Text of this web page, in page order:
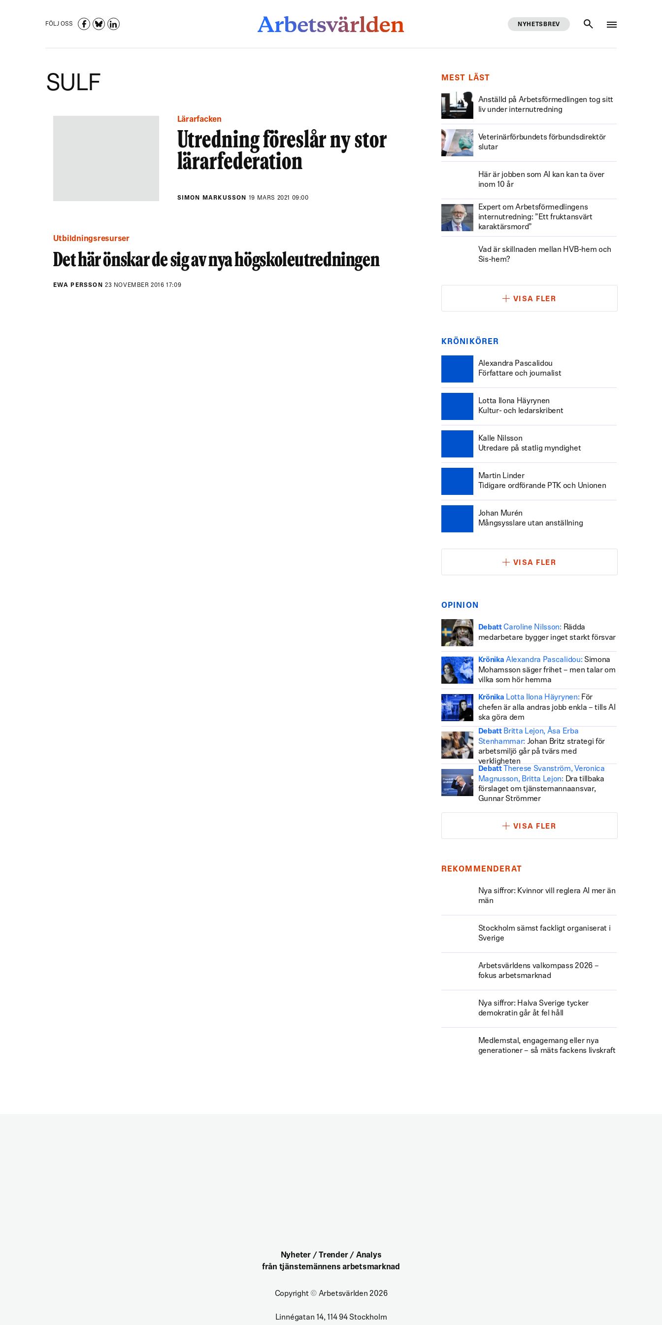
FÖLJ OSS NYHETSBREV
SULF
Lärarfacken
Utredning föreslår ny stor
lärarfederation
SIMON MARKUSSON 19 MARS 2021 09:00
Utbildningsresurser
Det här önskar de sig av nya högskoleutredningen
EWA PERSSON 23 NOVEMBER 2016 17:09
MEST LÄST
Anställd på Arbetsförmedlingen tog sitt
liv under internutredning
Veterinärförbundets förbundsdirektör
slutar
Här är jobben som AI kan kan ta över
inom 10 år
Expert om Arbetsförmedlingens
internutredning: ”Ett fruktansvärt
karaktärsmord”
Vad är skillnaden mellan HVB-hem och
Sis-hem?
VISA FLER
KRÖNIKÖRER
Alexandra Pascalidou
Författare och journalist
Lotta Ilona Häyrynen
Kultur- och ledarskribent
Kalle Nilsson
Utredare på statlig myndighet
Martin Linder
Tidigare ordförande PTK och Unionen
Johan Murén
Mångsysslare utan anställning
VISA FLER
OPINION
Debatt Caroline Nilsson: Rädda
medarbetare bygger inget starkt försvar
Krönika Alexandra Pascalidou: Simona
Mohamsson säger frihet – men talar om
vilka som hör hemma
Krönika Lotta Ilona Häyrynen: För
chefen är alla andras jobb enkla – tills AI
ska göra dem
Debatt Britta Lejon, Åsa Erba
Stenhammar: Johan Britz strategi för
arbetsmiljö går på tvärs med
verkligheten
Debatt
Therese Svanström, Veronica
Magnusson, Britta Lejon: Dra tillbaka
förslaget om tjänstemannaansvar,
Gunnar Strömmer
VISA FLER
REKOMMENDERAT
Nya siffror: Kvinnor vill reglera AI mer än
män
Stockholm sämst fackligt organiserat i
Sverige
Arbetsvärldens valkompass 2026 –
fokus arbetsmarknad
Nya siffror: Halva Sverige tycker
demokratin går åt fel håll
Medlemstal, engagemang eller nya
generationer – så mäts fackens livskraft
Nyheter / Trender / Analys
från tjänstemännens arbetsmarknad
Copyright ©Arbetsvärlden 2026
Linnégatan 14, 114 94 Stockholm